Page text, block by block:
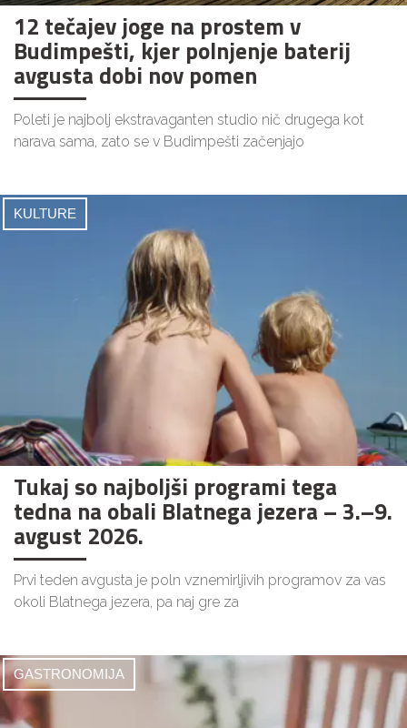
12 tečajev joge na prostem v
Budimpešti, kjer polnjenje baterij
avgusta dobi nov pomen
Poleti je najbolj ekstravaganten studio nič drugega kot
narava sama, zato se v Budimpešti začenjajo
KULTURE
Tukaj so najboljši programi tega
tedna na obali Blatnega jezera – 3.–9.
avgust 2026.
Prvi teden avgusta je poln vznemirljivih programov za vas
okoli Blatnega jezera, pa naj gre za
GASTRONOMIJA